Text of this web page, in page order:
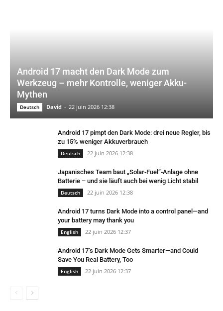
Android 17 macht den Dark Mode zum
Werkzeug – mehr Kontrolle, weniger Akku-
Mythen
Deutsch David - 22 juin 2026 12:38
Android 17 pimpt den Dark Mode: drei neue Regler, bis
zu 15% weniger Akkuverbrauch
Deutsch 22 juin 2026 12:38
Japanisches Team baut „Solar-Fuel“-Anlage ohne
Batterie – und sie läuft auch bei wenig Licht stabil
Deutsch 22 juin 2026 12:38
Android 17 turns Dark Mode into a control panel—and
your battery may thank you
English 22 juin 2026 12:37
Android 17’s Dark Mode Gets Smarter—and Could
Save You Real Battery, Too
English 22 juin 2026 12:37